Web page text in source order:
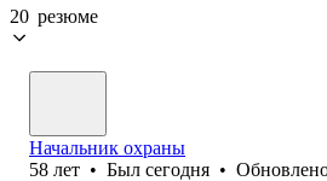
20 резюме
Начальник охраны
58 лет • Был сегодня •